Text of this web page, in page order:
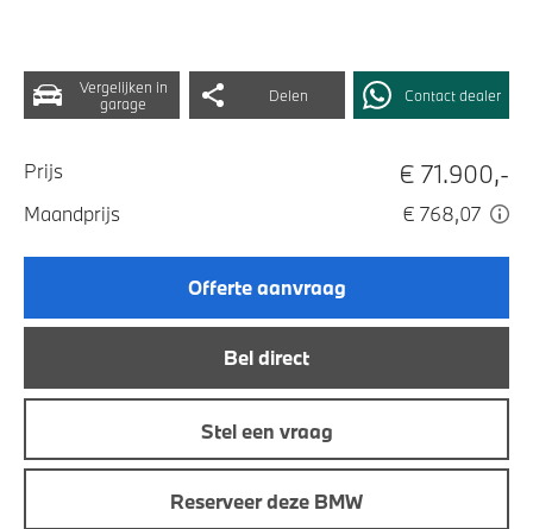
Vergelijken in
garage
Delen Contact dealer
Prijs € 71.900,-
Maandprijs € 768,07
Offerte aanvraag
Bel direct
Stel een vraag
Reserveer deze BMW